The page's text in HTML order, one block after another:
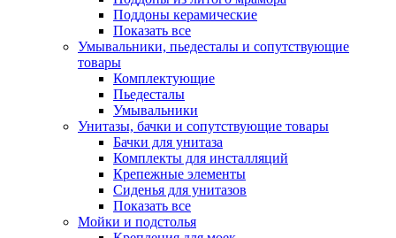
Поддоны керамические
Показать все
Умывальники, пьедесталы и сопутствующие
товары
Комплектующие
Пьедесталы
Умывальники
Унитазы, бачки и сопутствующие товары
Бачки для унитаза
Комплекты для инсталляций
Крепежные элементы
Сиденья для унитазов
Показать все
Мойки и подстолья